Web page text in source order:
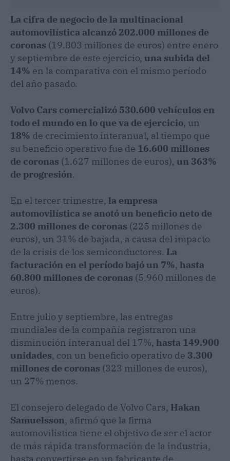
La cifra de negocio de la multinacional
automovilística alcanzó 202.000 millones de
coronas (19.803 millones de euros) entre enero
y septiembre de este ejercicio, una subida del
14% en la comparativa con el mismo período
del año pasado.
Volvo Cars comercializó 530.600 vehículos en
todo el mundo en lo que va de ejercicio, un
18% de crecimiento interanual, al tiempo que
su beneficio operativo fue de 16.600 millones
de coronas (1.627 millones de euros), un 363%
de progresión.
En el tercer trimestre, la empresa
automovilística se anotó un beneficio neto de
2.300 millones de coronas (225 millones de
euros), un 31% de bajada, a causa del impacto
de la crisis de los semiconductores. La
facturación en el período bajó un 7%, hasta
60.800 millones de coronas (5.960 millones de
euros).
Entre julio y septiembre, las entregas
mundiales de la compañía registraron una
disminución interanual del 17%, hasta 149.900
unidades, con un beneficio operativo de 3.300
millones de coronas (323 millones de euros),
un 27% menos.
El consejero delegado de Volvo Cars, Hakan
Samuelsson, afirmó que la firma
automovilística tiene el objetivo de ser el actor
de más rápida transformación de la industria,
hasta convertirse en un fabricante de